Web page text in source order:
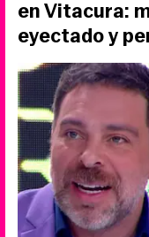
en Vitacura:
eyectado y